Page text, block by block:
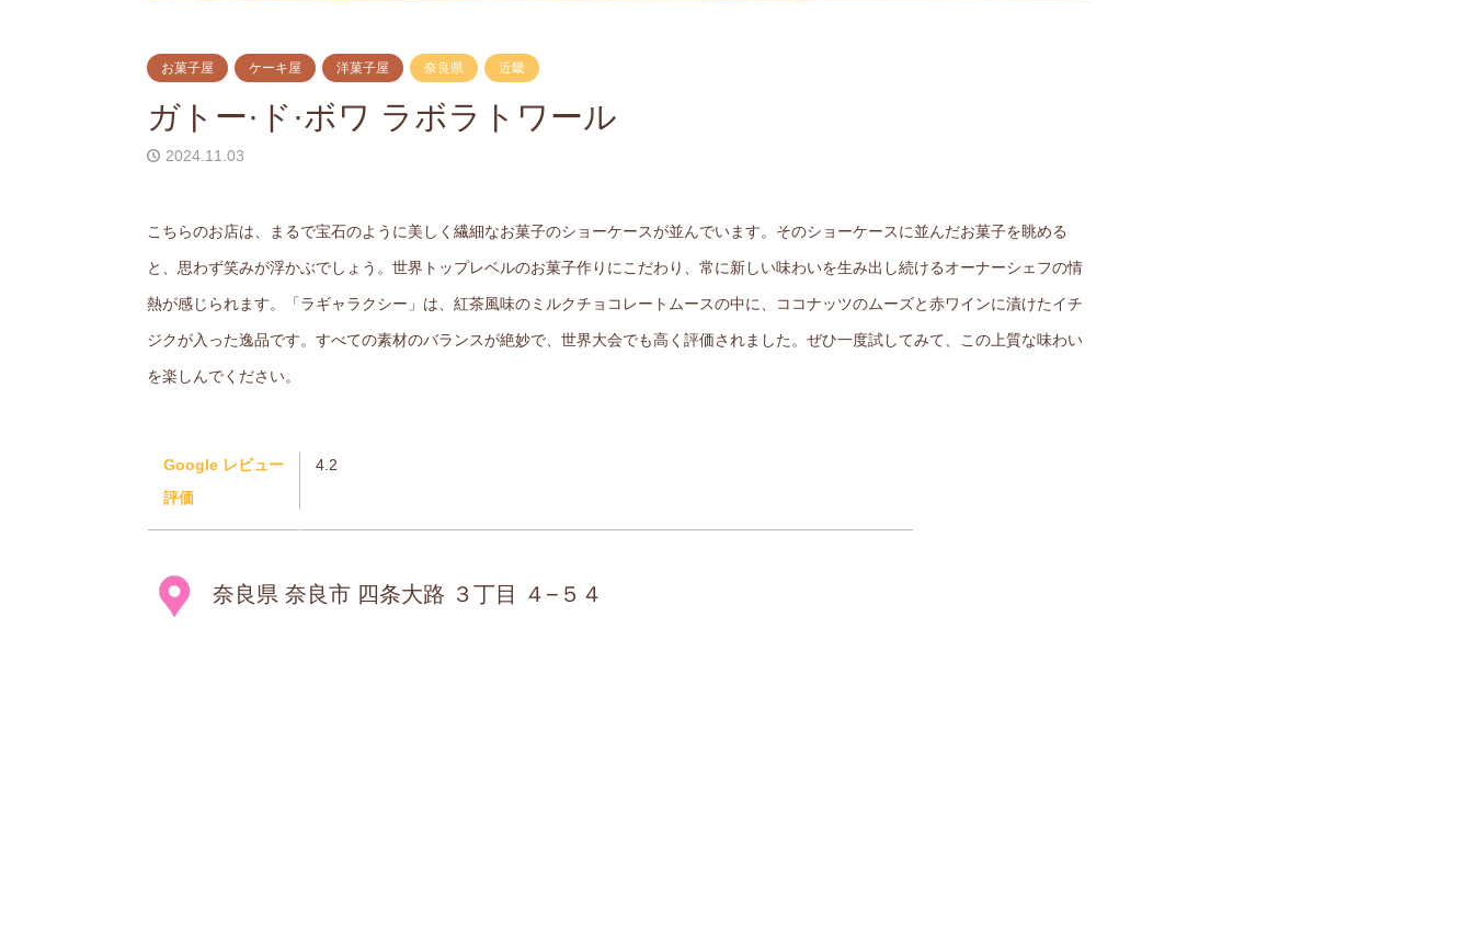
お菓子屋 ケーキ屋 洋菓子屋 奈良県 近畿
ガトー·ド·ボワ ラボラトワール
2024.11.03
こちらのお店は、まるで宝石のように美しく繊細なお菓子のショーケースが並んでいます。そのショーケースに並んだお菓子を眺める
と、思わず笑みが浮かぶでしょう。世界トップレベルのお菓子作りにこだわり、常に新しい味わいを生み出し続けるオーナーシェフの情
熱が感じられます。「ラギャラクシー」は、紅茶風味のミルクチョコレートムースの中に、ココナッツのムーズと赤ワインに漬けたイチ
ジクが入った逸品です。すべての素材のバランスが絶妙で、世界大会でも高く評価されました。ぜひ一度試してみて、この上質な味わい
を楽しんでください。
Google レビュー
評価
4.2
奈良県 奈良市 四条大路 ３丁目 ４−５４